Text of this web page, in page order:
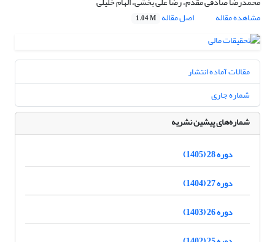
مشاهده مقاله
اصل مقاله 1.04 M
مقالات آماده انتشار
شماره جاری
شماره‌های پیشین نشریه
دوره 28 (1405)
دوره 27 (1404)
دوره 26 (1403)